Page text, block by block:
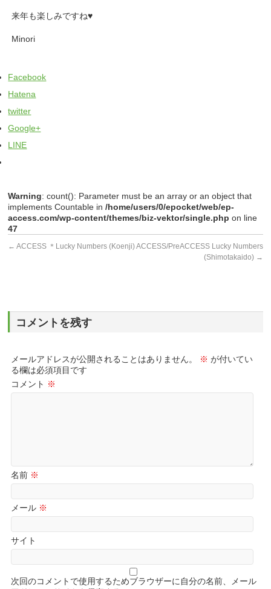
来年も楽しみですね♥️
Minori
Facebook
Hatena
twitter
Google+
LINE
Warning: count(): Parameter must be an array or an object that
implements Countable in/home/users/0/epocket/web/ep-
access.com/wp-content/themes/biz-vektor/single.php on line
47
← ACCESS ＊Lucky Numbers (Koenji)ACCESS/PreACCESS Lucky Numbers
(Shimotakaido) →
コメントを残す
メールアドレスが公開されることはありません。 ※ が付いてい
る欄は必須項目です
コメント ※
名前 ※
メール ※
サイト
次回のコメントで使用するためブラウザーに自分の名前、メール